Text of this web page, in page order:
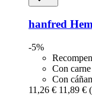
hanfred
-5%
Con carne
Con
11,26 € 11,89 €